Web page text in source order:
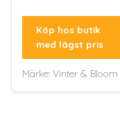
Köp hos butik
med lägst pris
Märke: Vinter & Bloom